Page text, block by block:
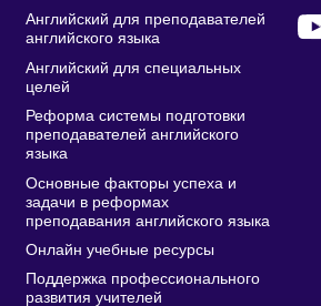
Английский для преподавателей
английского языка
Английский для специальных
целей
Реформа системы подготовки
преподавателей английского
языка
Основные факторы успеха и
задачи в реформах
преподавания английского языка
Онлайн учебные ресурсы
Поддержка профессионального
развития учителей